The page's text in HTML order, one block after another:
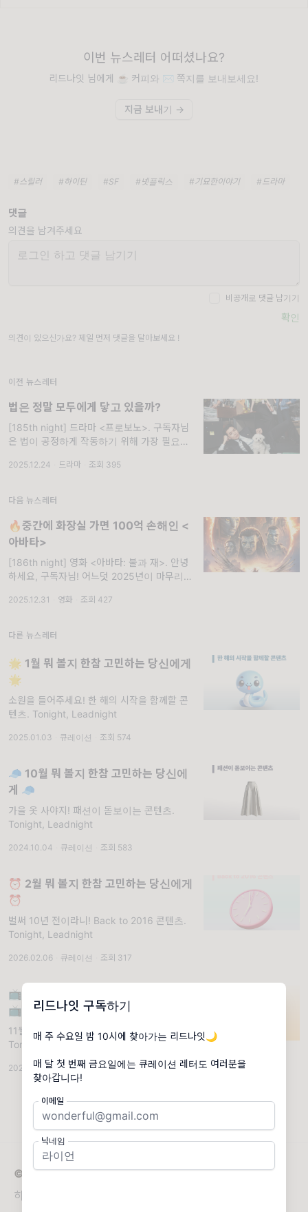
리드나잇 구독하기
매 주 수요일 밤 10시에 찾아가는 리드나잇🌙
매 달 첫 번째 금요일에는 큐레이션 레터도 여러분을
찾아갑니다!
이메일
닉네임
이번 뉴스레터 어떠셨나요?
리드나잇 님에게 ☕️ 커피와 ✉️ 쪽지를 보내보세요!
지금 보내기 →
#스릴러 #하이틴 #SF #넷플릭스 #기묘한이야기 #드라마
댓글
의견을 남겨주세요
비공개로 댓글 남기기
확인
의견이 있으신가요? 제일 먼저 댓글을 달아보세요 !
이전 뉴스레터
법은 정말 모두에게 닿고 있을까?
[185th night] 드라마 <프로보노>. 구독자님
은 법이 공정하게 작동하기 위해 가장 필요한
까요, 공명정대한 판사일까요, 아니면 법에 접
2025.12.24 드라마 조회 395
다음 뉴스레터
🔥중간에 화장실 가면 100억 손해인 <
아바타>
[186th night] 영화 <아바타: 불과 재>. 안녕
하세요, 구독자님! 어느덧 2025년이 마무리되
독자님은 연말과 연초를 어떤 콘텐츠로 기념하
2025.12.31 영화 조회 427
다른 뉴스레터
🌟 1월 뭐 볼지 한참 고민하는 당신에게
🌟
소원을 들어주세요! 한 해의 시작을 함께할 콘
텐츠. Tonight, Leadnight
2025.01.03 큐레이션 조회 574
🧢 10월 뭐 볼지 한참 고민하는 당신에
게 🧢
가을 옷 사야지! 패션이 돋보이는 콘텐츠.
Tonight, Leadnight
2024.10.04 큐레이션 조회 583
⏰️ 2월 뭐 볼지 한참 고민하는 당신에게
⏰️
벌써 10년 전이라니! Back to 2016 콘텐츠.
Tonight, Leadnight
2026.02.06 큐레이션 조회 317
📺 11월 뭐 볼지 한참 고민하는 당신에게
📺
11월은 1+1의 달! 미디어를 넘나드는 콘텐츠.
Tonight, Leadnight
2025.11.07 큐레이션 · 조회 391
© 2026 리드나잇
하루의 끝, 하나의 깨달음. 교양지식 뉴스레터 리드나잇 🌙